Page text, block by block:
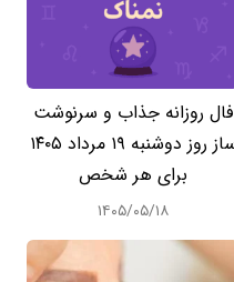
فال روزانه جذاب و سرنوشت
ساز روز دوشنبه ۱۹ مرداد ۱۴۰۵
برای هر شخص
۱۴۰۵/۰۵/۱۸